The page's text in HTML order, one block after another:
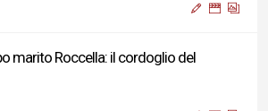
marito Roccella: il cordoglio del